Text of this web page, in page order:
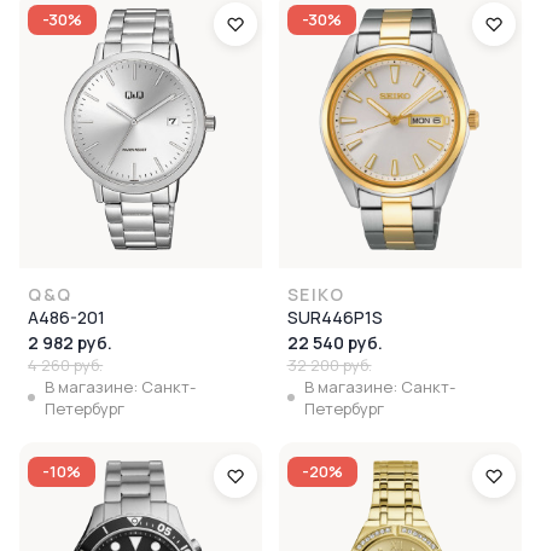
-30%
Q&Q
A486-201
2 982 руб.
4 260 руб.
В магазине: Санкт-
Петербург
-30%
SEIKO
SUR446P1S
22 540 руб.
32 200 руб.
В магазине: Санкт-
Петербург
-10% -20%